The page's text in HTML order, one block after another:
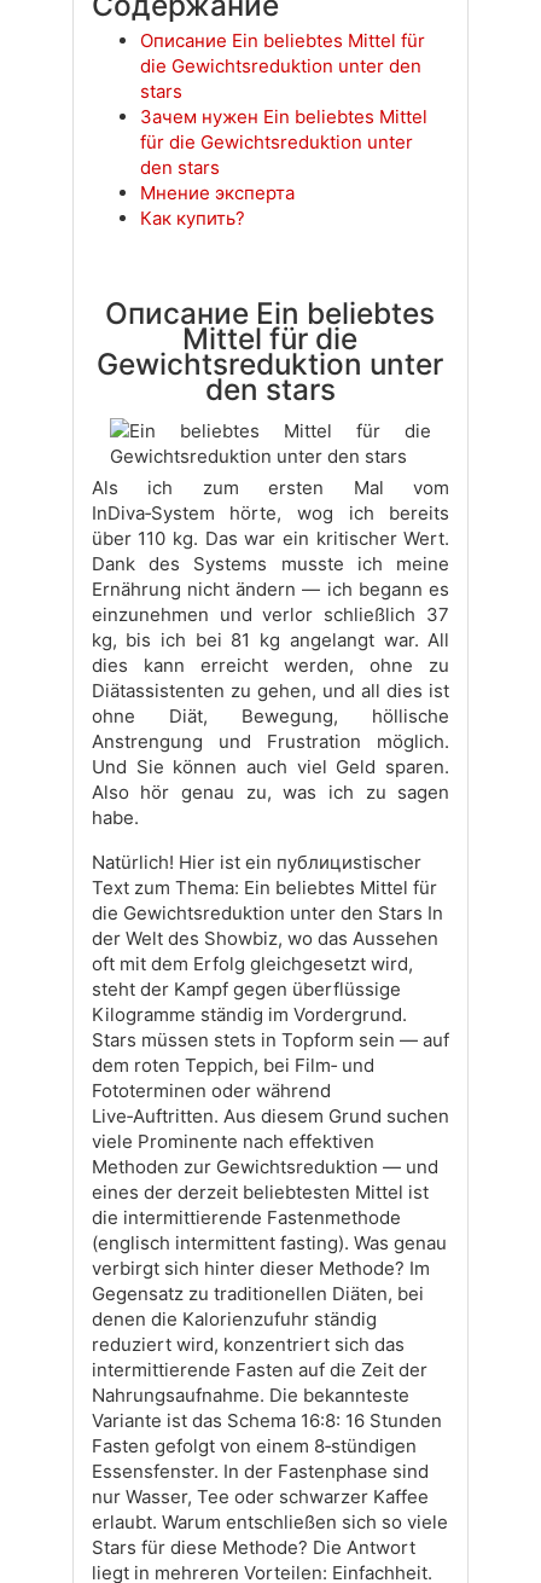
Описание Ein beliebtes Mittel für
die Gewichtsreduktion unter den
stars
Зачем нужен Ein beliebtes Mittel
für die Gewichtsreduktion unter
den stars
Мнение эксперта
Как купить?
Описание Ein beliebtes
Mittel für die
Gewichtsreduktion unter
den stars
Als ich zum ersten Mal vom
InDiva‑System hörte, wog ich bereits
über 110 kg. Das war ein kritischer Wert.
Dank des Systems musste ich meine
Ernährung nicht ändern — ich begann es
einzunehmen und verlor schließlich 37
kg, bis ich bei 81 kg angelangt war. All
dies kann erreicht werden, ohne zu
Diätassistenten zu gehen, und all dies ist
ohne Diät, Bewegung, höllische
Anstrengung und Frustration möglich.
Und Sie können auch viel Geld sparen.
Also hör genau zu, was ich zu sagen
habe.
Natürlich! Hier ist ein публициstischer
Text zum Thema: Ein beliebtes Mittel für
die Gewichtsreduktion unter den Stars In
der Welt des Showbiz, wo das Aussehen
oft mit dem Erfolg gleichgesetzt wird,
steht der Kampf gegen überflüssige
Kilogramme ständig im Vordergrund.
Stars müssen stets in Topform sein — auf
dem roten Teppich, bei Film‑ und
Fototerminen oder während
Live‑Auftritten. Aus diesem Grund suchen
viele Prominente nach effektiven
Methoden zur Gewichtsreduktion — und
eines der derzeit beliebtesten Mittel ist
die intermittierende Fastenmethode
(englisch intermittent fasting). Was genau
verbirgt sich hinter dieser Methode? Im
Gegensatz zu traditionellen Diäten, bei
denen die Kalorienzufuhr ständig
reduziert wird, konzentriert sich das
intermittierende Fasten auf die Zeit der
Nahrungsaufnahme. Die bekannteste
Variante ist das Schema 16:8: 16 Stunden
Fasten gefolgt von einem 8‑stündigen
Essensfenster. In der Fastenphase sind
nur Wasser, Tee oder schwarzer Kaffee
erlaubt. Warum entschließen sich so viele
Stars für diese Methode? Die Antwort
liegt in mehreren Vorteilen: Einfachheit.